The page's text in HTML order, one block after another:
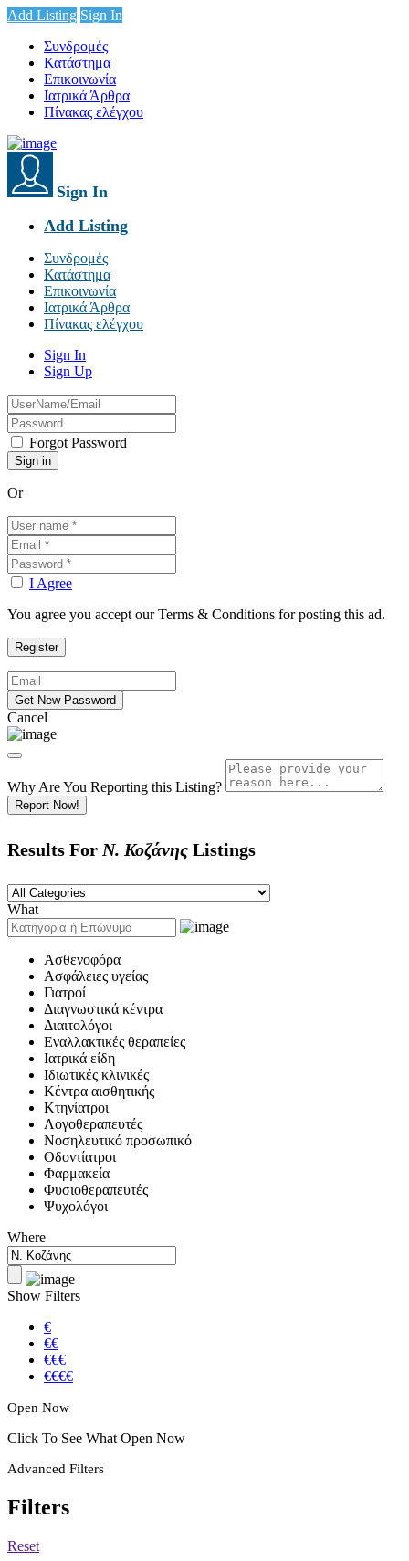
Add Listing Sign In
Συνδρομές
Κατάστημα
Επικοινωνία
Ιατρικά Άρθρα
Πίνακας ελέγχου
Sign In
Add Listing
Συνδρομές
Κατάστημα
Επικοινωνία
Ιατρικά Άρθρα
Πίνακας ελέγχου
Sign In
Sign Up
Forgot Password
Or
I Agree
You agree you accept our Terms & Conditions for posting this ad.
Cancel
Why Are You Reporting this Listing?
Report Now!
Results For Ν. Κοζάνης Listings
What
Ασθενοφόρα
Ασφάλειες υγείας
Γιατροί
Διαγνωστικά κέντρα
Διαιτολόγοι
Εναλλακτικές θεραπείες
Ιατρικά είδη
Ιδιωτικές κλινικές
Κέντρα αισθητικής
Κτηνίατροι
Λογοθεραπευτές
Νοσηλευτικό προσωπικό
Οδοντίατροι
Φαρμακεία
Φυσιοθεραπευτές
Ψυχολόγοι
Where
Show Filters
€
€€
€€€
€€€€
Open Now
Click To See What Open Now
Advanced Filters
Filters
Reset